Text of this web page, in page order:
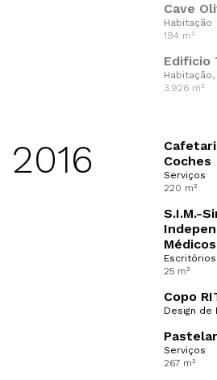
Cave
Habitação
194 m²
Edificio
3.926 m²
Serviços
267 m²
Copo
Design de
S.I.M.-
Médicos
Escritórios
25 m²
Coches
Serviços
220 m²
2016